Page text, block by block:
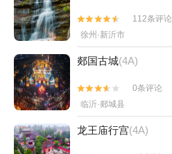


112条评论
徐州·新沂市
郯国古城(4A)


0条评论
临沂·郯城县
龙王庙行宫(4A)